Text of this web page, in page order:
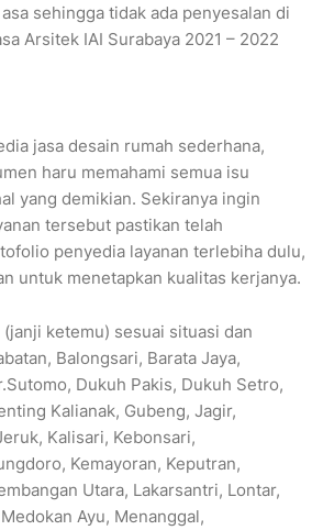
asa sehingga tidak ada penyesalan di
Arsitek IAI Surabaya 2021 – 2022
jasa desain rumah sederhana,
haru memahami semua isu
yang demikian. Sekiranya ingin
tersebut pastikan telah
penyedia layanan terlebiha dulu,
untuk menetapkan kualitas kerjanya.
(janji ketemu) sesuai situasi dan
Balongsari, Barata Jaya,
Dukuh Pakis, Dukuh Setro,
Kalianak, Gubeng, Jagir,
Kalisari, Kebonsari,
Kemayoran, Keputran,
Utara, Lakarsantri, Lontar,
Ayu, Menanggal,